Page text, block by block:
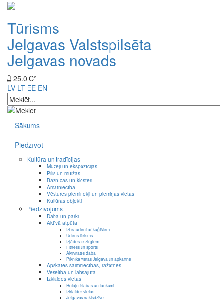
Tūrisms
Jelgavas Valstspilsēta
Jelgavas novads
25.0 C°
LV LT EE EN
Sākums
Piedzīvot
Kultūra un tradīcijas
Muzeji un ekspozīcijas
Pilis un muižas
Baznīcas un klosteri
Amatniecība
Vēstures pieminekļi un piemiņas vietas
Kultūras objekti
Piedzīvojums
Daba un parki
Aktīvā atpūta
Izbraucieni ar kuģīšiem
Ūdens tūrisms
Izjādes ar zirgiem
Fitness un sports
Aktivitātes dabā
Piknika vietas Jelgavā un apkārtnē
Apskates saimniecības, ražotnes
Veselība un labsajūta
Izklaides vietas
Rotaļu istabas un laukumi
Izklaides vietas
Jelgavas naktsdzīve